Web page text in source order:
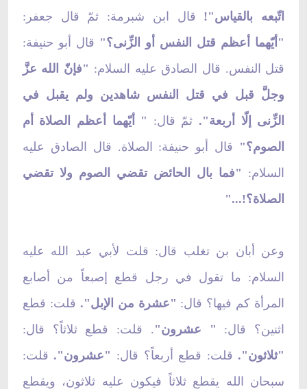
اتّبعه بالقياس"! قال ابن شبرمة: ثمّ قال جعفر:
"أيّهما أعظم قتل النفس أو الزِّنى؟" قال أبو حنيفة:
قتل النفس. قال الصادق عليه السلام: "فإنّ الله عزَّ
وجلَّ قبل في قتل النفس شاهدين ولم يقبل في
الزِّنى إلّا أربعة". ثمّ قال: " أيّهما أعظم الصلاة أم
الصوم؟" قال أبو حنيفة: الصلاة. قال الصادق عليه
السلام: "فما بال الحائض تقضي الصوم ولا تقضي
الصلاة؟!..."
وعن أبان بن تغلب قال: قلت لأبي عبد الله عليه
السلام: ما تقول في رجل قطع إصبعاً من أصابع
المرأة كم فيها؟ قال: "عشرة من الإبل". قلت: قطع
اثنين؟ قال: " عشرون" . قلت: قطع ثلاثاً؟ قال:
"ثلاثون". قلت: قطع أربعاً؟ قال: "عشرون". قلت:
سبحان الله يقطع ثلاثاً فيكون عليه ثلاثون، ويقطع